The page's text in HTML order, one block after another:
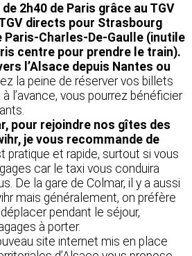
2h40 de Paris grâce au TGV
directs pour Strasbourg
Paris-Charles-De-Gaulle (inutile
centre pour prendre le train).
l’Alsace depuis Nantes ou
la peine de réserver vos billets
l’avance, vous pourrez bénéficier
pour rejoindre nos gîtes des
je vous recommande de
pratique et rapide, surtout si vous
car le taxi vous conduira
De la gare de Colmar, il y a aussi
mais généralement, on préfère
pendant le séjour,
à porter.
site internet mis en place